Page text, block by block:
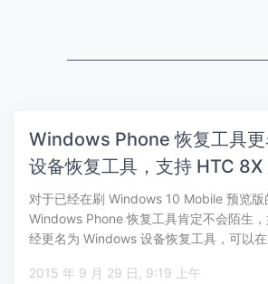
Windows Phone 恢复工具
设备恢复工具，支持 HTC 8X
对于已经在刷 Windows 10 Mobile 预览版
Windows Phone 恢复工具肯定不会陌生
经更名为 Windows 设备恢复工具，可以
2015 年 9 月 29 日, 9:19 上午